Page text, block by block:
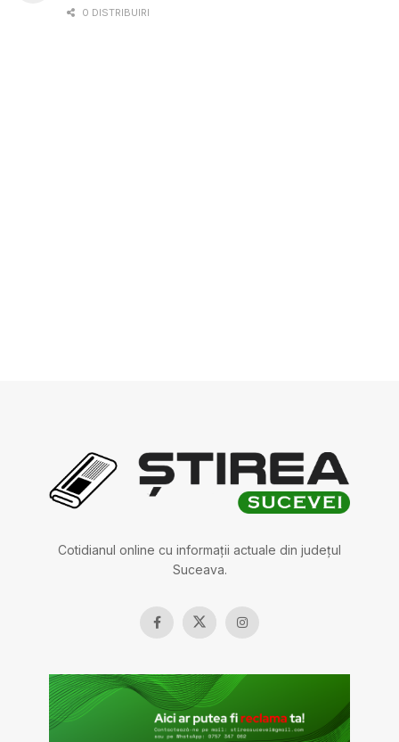
0 DISTRIBUIRI
Cotidianul online cu informații actuale din județul
Suceava.